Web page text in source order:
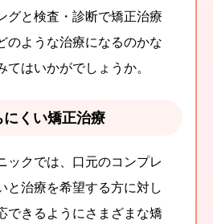
グと検査・診断で矯正治療
のような治療になるのかな
はいかがでしょうか。
くい矯正治療
ックでは、口元のコンプレ
と治療を希望する方に対し
できるようにさまざまな矯